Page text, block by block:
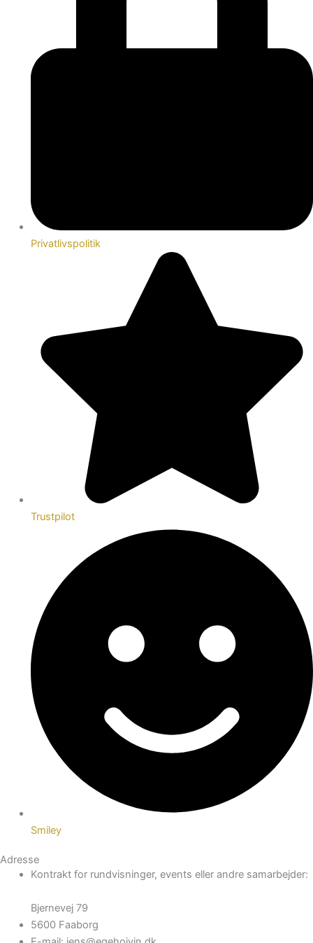
Privatlivspolitik
Trustpilot
Smiley
Adresse
Kontrakt for rundvisninger, events eller andre samarbejder:
Bjernevej 79
5600 Faaborg